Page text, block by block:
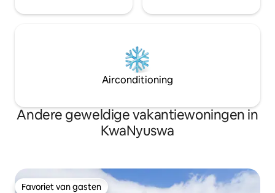
Airconditioning
Andere geweldige vakantiewoningen in
KwaNyuswa
Favoriet van gasten